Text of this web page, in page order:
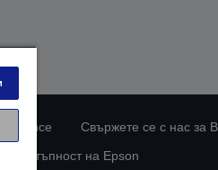
Свържете се с нас за
достъпност на Epson